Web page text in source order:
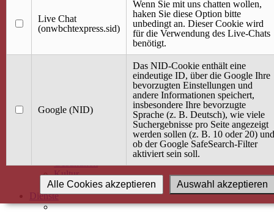
Terminkalender
Gemeinsam aktiv
Gemeinsam unterwegs
wirFAIRändern
Angebot / Kurs suchen
Babybauch & Elternschaft
Gesundheit
Kultur
Alle Kurse
Dienste
Live Chat
(onwbchtexpress.sid)
Wenn Sie mit uns chatten wollen,
haken Sie diese Option bitte
unbedingt an. Dieser Cookie wird
für die Verwendung des Live-Chats
benötigt.
Google (NID)
Das NID-Cookie enthält eine
eindeutige ID, über die Google Ihre
bevorzugten Einstellungen und
andere Informationen speichert,
insbesondere Ihre bevorzugte
Sprache (z. B. Deutsch), wie viele
Suchergebnisse pro Seite angezeigt
werden sollen (z. B. 10 oder 20) und
ob der Google SafeSearch-Filter
aktiviert sein soll.
Auswahl akzeptieren
Alle Cookies akzeptieren